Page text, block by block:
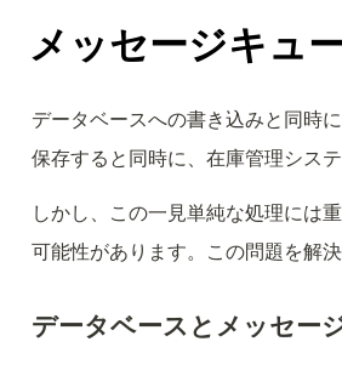
メッセージキュ
データベースへの書き込みと同時
保存すると同時に、在庫管理シス
しかし、この一見単純な処理には
可能性があります。この問題を解
データベースとメッセー